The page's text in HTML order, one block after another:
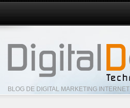
BLOG DE DIGITAL MARKETING INTERNET